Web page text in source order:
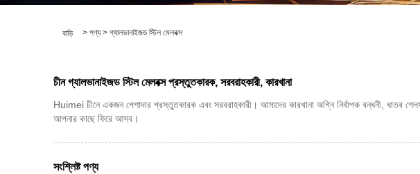
বাড়ি > পণ্য > গ্যালভানাইজড স্টিল মেলবক্স
চীন গ্যালভানাইজড স্টিল মেলবক্স প্রস্তুতকারক, সরবরাহকারী, কারখানা
Huimei চীনে একজন পেশাদার প্রস্তুতকারক এবং সরবরাহকারী। আমাদের কারখানা অগ্নি নির্বাপক বন্ধনী, ধাতব
আপনার কাছে ফিরে আসব।
সংশ্লিষ্ট পণ্য